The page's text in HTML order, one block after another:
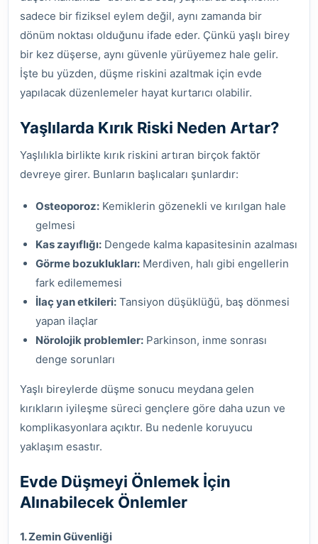
sadece bir fiziksel eylem değil, aynı zamanda bir
dönüm noktası olduğunu ifade eder. Çünkü yaşlı birey
bir kez düşerse, aynı güvenle yürüyemez hale gelir.
İşte bu yüzden, düşme riskini azaltmak için evde
yapılacak düzenlemeler hayat kurtarıcı olabilir.
Yaşlılarda Kırık Riski Neden Artar?
Yaşlılıkla birlikte kırık riskini artıran birçok faktör
devreye girer. Bunların başlıcaları şunlardır:
Osteoporoz: Kemiklerin gözenekli ve kırılgan hale
gelmesi
Kas zayıflığı: Dengede kalma kapasitesinin azalması
Görme bozuklukları: Merdiven, halı gibi engellerin
fark edilememesi
İlaç yan etkileri: Tansiyon düşüklüğü, baş dönmesi
yapan ilaçlar
Nörolojik problemler: Parkinson, inme sonrası
denge sorunları
Yaşlı bireylerde düşme sonucu meydana gelen
kırıkların iyileşme süreci gençlere göre daha uzun ve
komplikasyonlara açıktır. Bu nedenle koruyucu
yaklaşım esastır.
Evde Düşmeyi Önlemek İçin
Alınabilecek Önlemler
1. Zemin Güvenliği